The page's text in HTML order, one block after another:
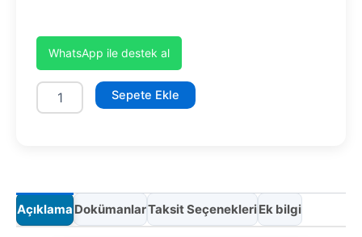
WhatsApp ile destek al
SMT250/32
7.5kW
Sepete Ekle
Açıklama DokümanlarTaksit SeçenekleriEk bilgi